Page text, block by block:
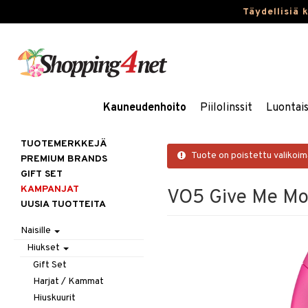
Täydellisiä
Kauneudenhoito Piilolinssit
Tuote on poistettu
VO5 Give Me
TUOTEMERKKEJÄ
PREMIUM BRANDS
GIFT SET
KAMPANJAT
UUSIA TUOTTEITA
Naisille
Hiukset
Gift Set
Harjat / Kammat
Hiuskuurit